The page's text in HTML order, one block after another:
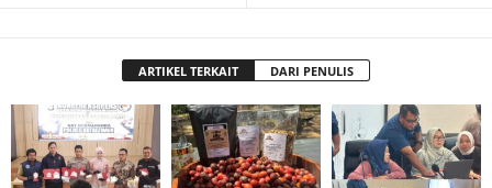
ARTIKEL TERKAIT DARI PENULIS